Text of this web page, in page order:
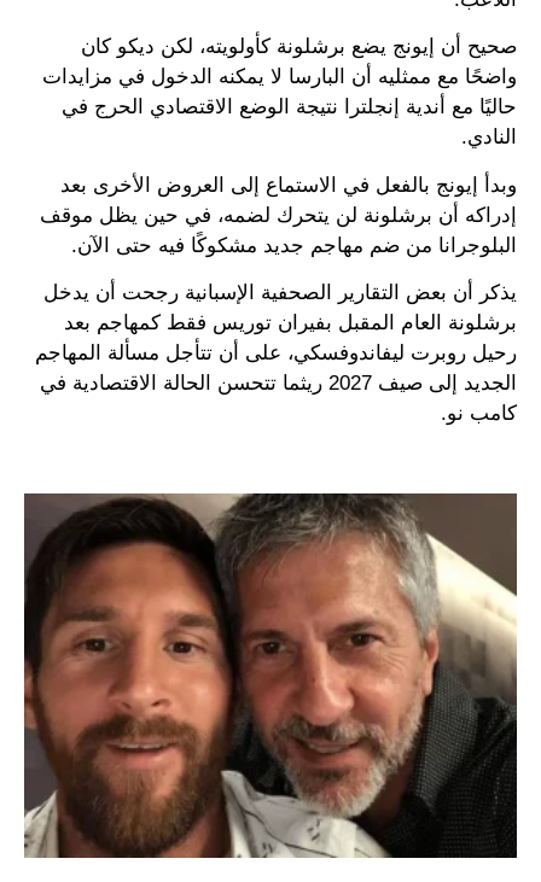
صحيح أن إيونج يضع برشلونة كأولويته، لكن ديكو كان
واضحًا مع ممثليه أن البارسا لا يمكنه الدخول في مزايدات
حاليًا مع أندية إنجلترا نتيجة الوضع الاقتصادي الحرج في
النادي.
وبدأ إيونج بالفعل في الاستماع إلى العروض الأخرى بعد
إدراكه أن برشلونة لن يتحرك لضمه، في حين يظل موقف
البلوجرانا من ضم مهاجم جديد مشكوكًا فيه حتى الآن.
يذكر أن بعض التقارير الصحفية الإسبانية رجحت أن يدخل
برشلونة العام المقبل بفيران توريس فقط كمهاجم بعد
رحيل روبرت ليفاندوفسكي، على أن تتأجل مسألة المهاجم
الجديد إلى صيف 2027 ريثما تتحسن الحالة الاقتصادية في
كامب نو.